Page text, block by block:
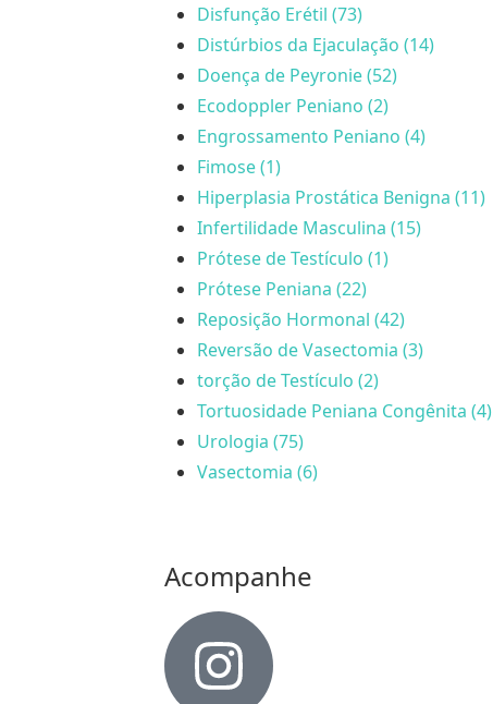
Disfunção Erétil (73)
Distúrbios da Ejaculação (14)
Doença de Peyronie (52)
Ecodoppler Peniano (2)
Engrossamento Peniano (4)
Fimose (1)
Hiperplasia Prostática Benigna (11)
Infertilidade Masculina (15)
Prótese de Testículo (1)
Prótese Peniana (22)
Reposição Hormonal (42)
Reversão de Vasectomia (3)
torção de Testículo (2)
Tortuosidade Peniana Congênita (4)
Urologia (75)
Vasectomia (6)
Acompanhe